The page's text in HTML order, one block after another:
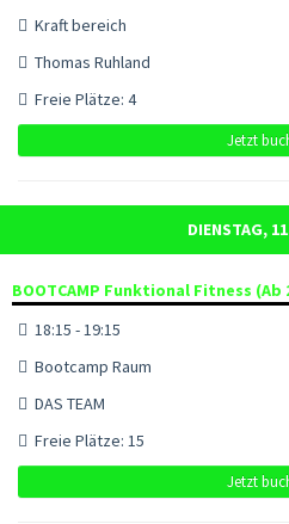
Kraft bereich
Thomas Ruhland
Freie Plätze: 4
Jetzt
DIENSTAG,
BOOTCAMP Funktional Fitness (Ab
18:15 - 19:15
Bootcamp Raum
DAS TEAM
Freie Plätze: 15
Jetzt